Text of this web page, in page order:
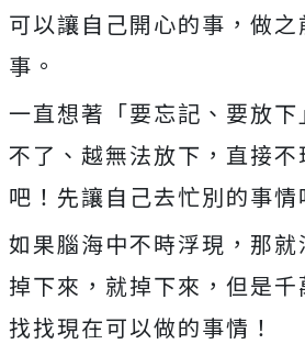
可以讓自己開心的事，做
事。
一直想著「要忘記、要放
不了、越無法放下，直接
吧！先讓自己去忙別的事情
如果腦海中不時浮現，那
掉下來，就掉下來，但是千
找找現在可以做的事情！